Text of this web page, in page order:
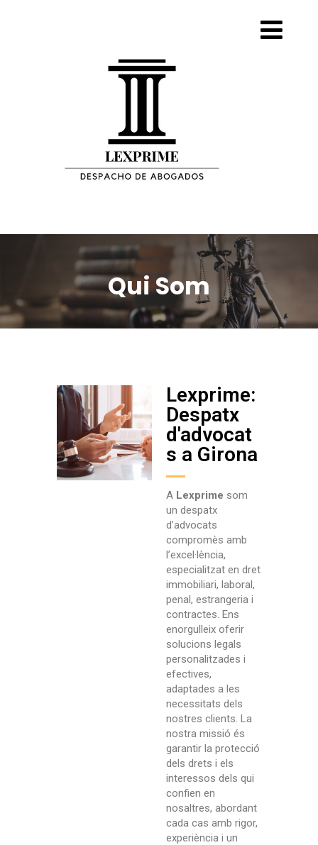
Qui Som
Lexprime:
Despatx
d'advocat
s a Girona
A Lexprime som
un despatx
d’advocats
compromès amb
l’excel·lència,
especialitzat en dret
immobiliari, laboral,
penal, estrangeria i
contractes. Ens
enorgulleix oferir
solucions legals
personalitzades i
efectives,
adaptades a les
necessitats dels
nostres clients. La
nostra missió és
garantir la protecció
dels drets i els
interessos dels qui
confien en
nosaltres, abordant
cada cas amb rigor,
experiència i un